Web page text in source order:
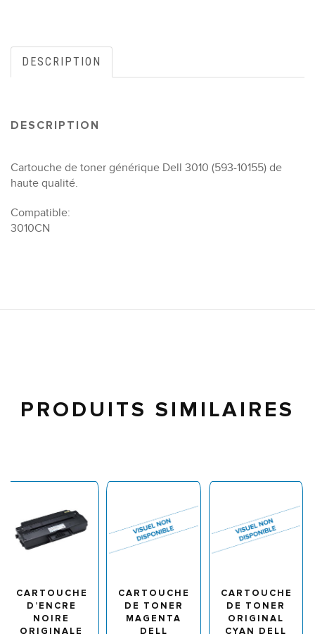
DESCRIPTION
DESCRIPTION
Cartouche de toner générique Dell 3010 (593-10155) de
haute qualité.
Compatible:
3010CN
PRODUITS SIMILAIRES
CARTOUCHE
D’ENCRE
NOIRE
ORIGINALE
CARTOUCHE
DE TONER
MAGENTA
DELL
CARTOUCHE
DE TONER
ORIGINAL
CYAN DELL